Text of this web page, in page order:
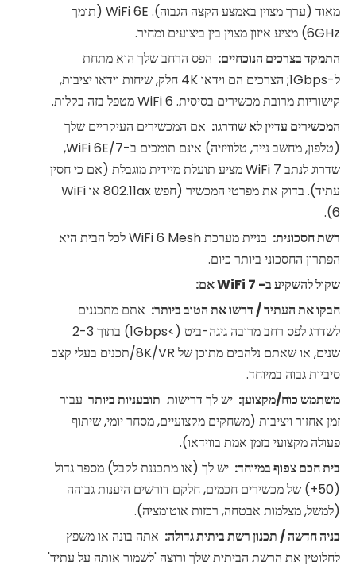
מאוד (ערך מצוין באמצע הקצה הגבוה). WiFi 6E (תומך
6GHz) מציע איזון מצוין בין ביצועים ומחיר.
התמקד בצרכים הנוכחיים: הפס הרחב שלך הוא מתחת
ל-1Gbps; הצרכים הם וידאו 4K חלק, שיחות וידאו יציבות,
קישוריות מרובת מכשירים בסיסית. WiFi 6 מטפל בזה בקלות.
המכשירים עדיין לא שודרגו: אם המכשירים העיקריים שלך
(טלפון, מחשב נייד, טלוויזיה) אינם תומכים ב-WiFi 6E/7,
שדרוג לנתב WiFi 7 מציע תועלת מיידית מוגבלת (אם כי חסין
עתיד). בדוק את מפרטי המכשיר (חפש 802.11ax או WiFi
6).
רשת חסכונית:
בניית מערכת WiFi 6 Mesh לכל הבית היא
הפתרון החסכוני ביותר כיום.
שקול להשקיע ב-
WiFi 7 אם:
חבקו את העתיד / דרשו את הטוב ביותר: אתם מתכננים
לשדרג לפס רחב מרובה גיגה-ביט (>1Gbps) בתוך 2-3
שנים, או שאתם נלהבים מתוכן של 8K/VR/תכנים בעלי קצב
סיביות גבוה במיוחד.
משתמש כוח/מקצוען: יש לך דרישות תובעניות ביותר עבור
זמן אחזור ויציבות (משחקים מקצועיים, מסחר יומי, שיתוף
פעולה מקצועי בזמן אמת בווידאו).
בית חכם צפוף במיוחד: יש לך (או מתכננת לקבל) מספר גדול
(50+) של מכשירים חכמים, חלקם דורשים היענות גבוהה
(למשל, מצלמות אבטחה, רכזות אוטומציה).
בניה חדשה / תכנון רשת ביתית גדולה: אתה בונה או משפץ
לחלוטין את הרשת הביתית שלך ורוצה 'לשמור אותה על עתיד'